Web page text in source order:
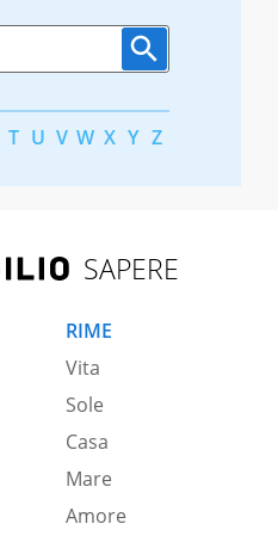
T U V W X Y Z
SAPERE
RIME
Vita
Sole
Casa
Mare
Amore